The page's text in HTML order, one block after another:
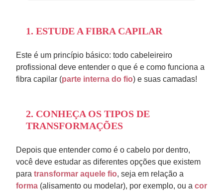
1. ESTUDE A FIBRA CAPILAR
Este é um princípio básico: todo cabeleireiro
profissional deve entender o que é e como funciona a
fibra capilar (parte interna do fio) e suas camadas!
2. CONHEÇA OS TIPOS DE
TRANSFORMAÇÕES
Depois que entender como é o cabelo por dentro,
você deve estudar as diferentes opções que existem
para transformar aquele fio, seja em relação a
forma (alisamento ou modelar), por exemplo, ou a cor